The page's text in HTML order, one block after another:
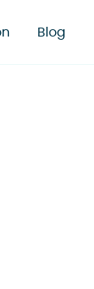
Blog